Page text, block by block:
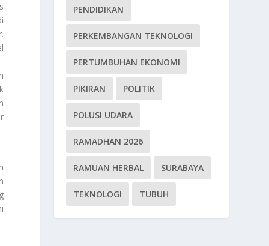
PENDIDIKAN
PERKEMBANGAN TEKNOLOGI
PERTUMBUHAN EKONOMI
PIKIRAN POLITIK
POLUSI UDARA
RAMADHAN 2026
RAMUAN HERBAL SURABAYA
TEKNOLOGI TUBUH